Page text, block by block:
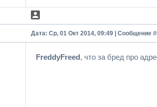
Дата: Ср, 01 Окт 2014, 09:49 | Сообщение #
FreddyFreed, что за бред про